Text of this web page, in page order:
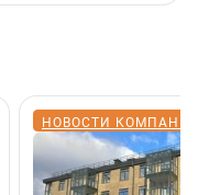
НОВОСТИ